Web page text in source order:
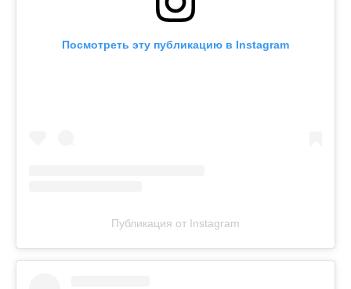
Посмотреть эту публикацию в Instagram
Публикация от Instagram